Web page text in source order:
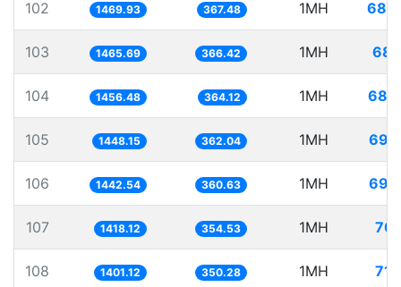
102 1469.93 367.48 1MH
103 1465.69 366.42 1MH
104 1456.48 364.12 1MH
105 1448.15 362.04 1MH
106 1442.54 360.63 1MH
107 1418.12 354.53 1MH
108 1401.12 350.28 1MH